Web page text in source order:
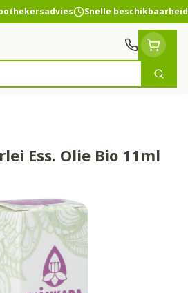
Snelle beschikbaarheid
Zoek
Ess. Olie Bio 11ml